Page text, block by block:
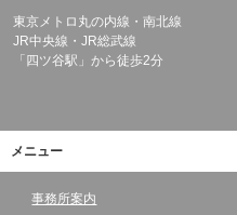
東京メトロ丸の内線・南北線
JR中央線・JR総武線
「四ツ谷駅」から徒歩2分
メニュー
事務所案内